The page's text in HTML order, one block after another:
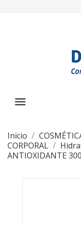
menu
Inicio
CORPORAL
ANTIOXIDANTE